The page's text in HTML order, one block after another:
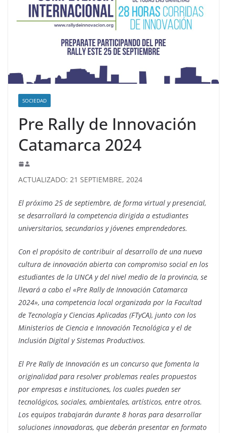
SOCIEDAD
Pre Rally de Innovación
Catamarca 2024
ACTUALIZADO: 21 SEPTIEMBRE, 2024
El próximo 25 de septiembre, de forma virtual y presencial,
se desarrollará la competencia dirigida a estudiantes
universitarios, secundarios y jóvenes emprendedores.
Con el propósito de contribuir al desarrollo de una nueva
cultura de innovación abierta con compromiso social en los
estudiantes de la UNCA y del nivel medio de la provincia, se
llevará a cabo el «Pre Rally de Innovación Catamarca
2024», una competencia local organizada por la Facultad
de Tecnología y Ciencias Aplicadas (FTyCA), junto con los
Ministerios de Ciencia e Innovación Tecnológica y el de
Inclusión Digital y Sistemas Productivos.
El Pre Rally de Innovación es un concurso que fomenta la
originalidad para resolver problemas reales propuestos
por empresas e instituciones, los cuales pueden ser
tecnológicos, sociales, ambientales, artísticos, entre otros.
Los equipos trabajarán durante 8 horas para desarrollar
soluciones innovadoras, que deberán presentar en formato